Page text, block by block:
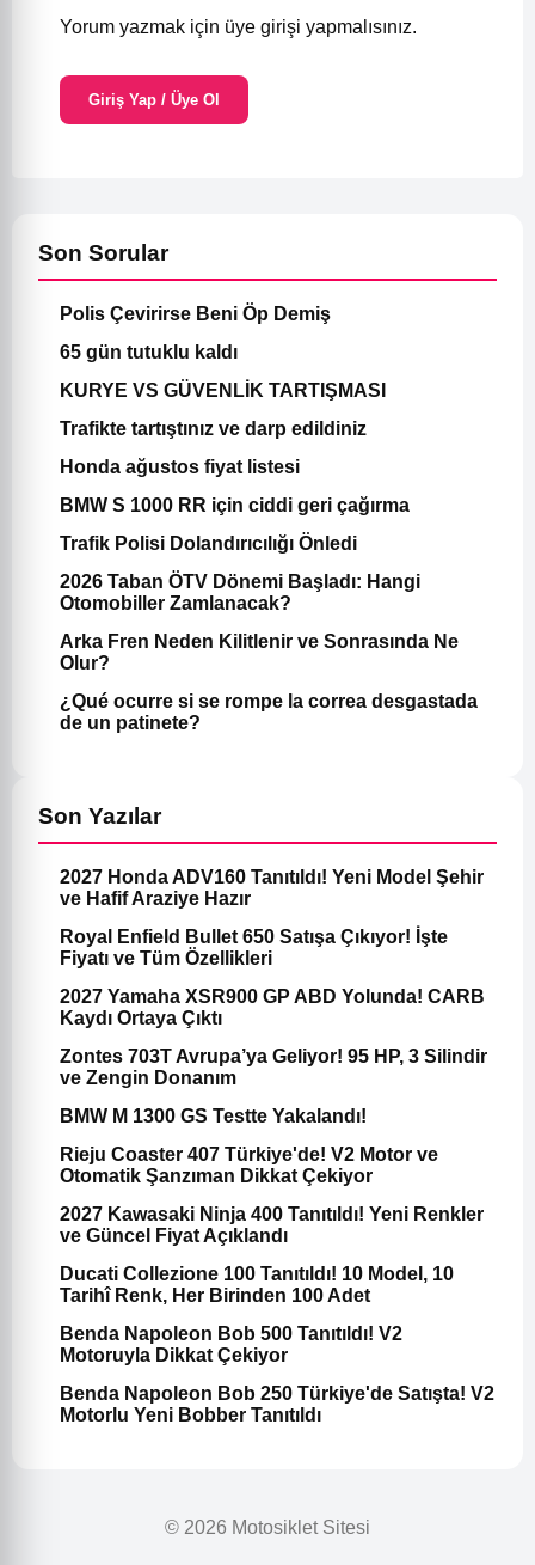
Yorum yazmak için üye girişi yapmalısınız.
Giriş Yap / Üye Ol
Son Sorular
Polis Çevirirse Beni Öp Demiş
65 gün tutuklu kaldı
KURYE VS GÜVENLİK TARTIŞMASI
Trafikte tartıştınız ve darp edildiniz
Honda ağustos fiyat listesi
BMW S 1000 RR için ciddi geri çağırma
Trafik Polisi Dolandırıcılığı Önledi
2026 Taban ÖTV Dönemi Başladı: Hangi
Otomobiller Zamlanacak?
Arka Fren Neden Kilitlenir ve Sonrasında Ne
Olur?
¿Qué ocurre si se rompe la correa desgastada
de un patinete?
Son Yazılar
2027 Honda ADV160 Tanıtıldı! Yeni Model Şehir
ve Hafif Araziye Hazır
Royal Enfield Bullet 650 Satışa Çıkıyor! İşte
Fiyatı ve Tüm Özellikleri
2027 Yamaha XSR900 GP ABD Yolunda! CARB
Kaydı Ortaya Çıktı
Zontes 703T Avrupa’ya Geliyor! 95 HP, 3 Silindir
ve Zengin Donanım
BMW M 1300 GS Testte Yakalandı!
Rieju Coaster 407 Türkiye'de! V2 Motor ve
Otomatik Şanzıman Dikkat Çekiyor
2027 Kawasaki Ninja 400 Tanıtıldı! Yeni Renkler
ve Güncel Fiyat Açıklandı
Ducati Collezione 100 Tanıtıldı! 10 Model, 10
Tarihî Renk, Her Birinden 100 Adet
Benda Napoleon Bob 500 Tanıtıldı! V2
Motoruyla Dikkat Çekiyor
Benda Napoleon Bob 250 Türkiye'de Satışta! V2
Motorlu Yeni Bobber Tanıtıldı
© 2026 Motosiklet Sitesi